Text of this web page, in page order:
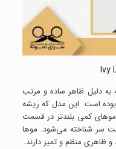
دلیل ظاهر ساده و مرتب
بوده است. این مدل که ریشه
موهای کمی بلندتر در قسمت
سر شناخته می‌شود. موها
ظاهری منظم و تمیز دارند.